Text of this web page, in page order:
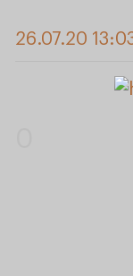
26.07.20